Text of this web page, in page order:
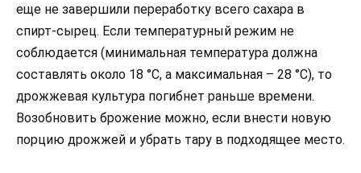
еще не завершили переработку всего сахара в
спирт-сырец. Если температурный режим не
соблюдается (минимальная температура должна
составлять около 18 °C, а максимальная – 28 °C), то
дрожжевая культура погибнет раньше времени.
Возобновить брожение можно, если внести новую
порцию дрожжей и убрать тару в подходящее место.